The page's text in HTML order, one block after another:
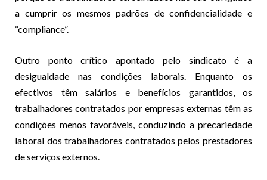
a cumprir os mesmos padrões de confidencialidade e
“compliance”.
Outro ponto crítico apontado pelo sindicato é a
desigualdade nas condições laborais. Enquanto os
efectivos têm salários e benefícios garantidos, os
trabalhadores contratados por empresas externas têm as
condições menos favoráveis, conduzindo a precariedade
laboral dos trabalhadores contratados pelos prestadores
de serviços externos.